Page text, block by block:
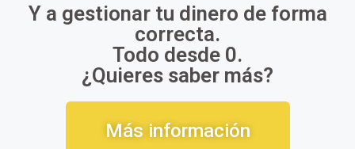
Y a gestionar tu dinero de forma
correcta.
Todo desde 0.
¿Quieres saber más?
Más información